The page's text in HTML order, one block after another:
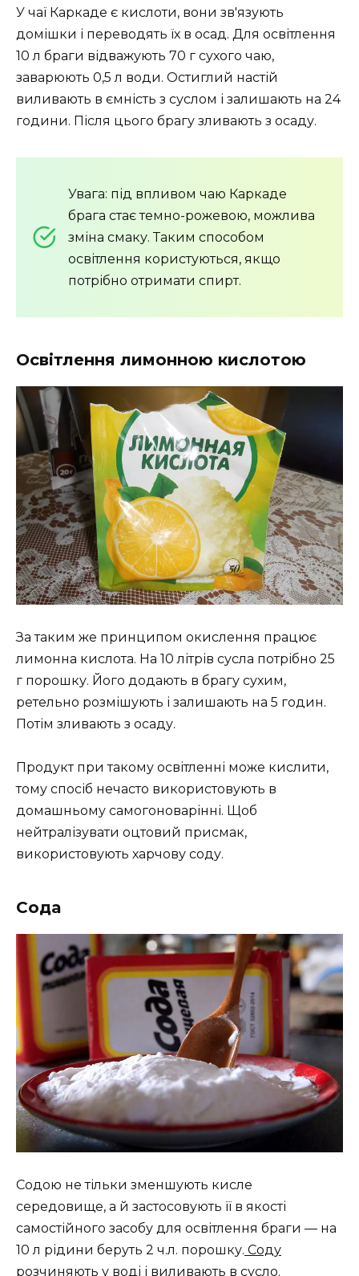
У чаї Каркаде є кислоти, вони зв'язують
домішки і переводять їх в осад. Для освітлення
10 л браги відважують 70 г сухого чаю,
заварюють 0,5 л води. Остиглий настій
виливають в ємність з суслом і залишають на 24
години. Після цього брагу зливають з осаду.
Увага: під впливом чаю Каркаде
брага стає темно-рожевою, можлива
зміна смаку. Таким способом
освітлення користуються, якщо
потрібно отримати спирт.
Освітлення лимонною кислотою
За таким же принципом окислення працює
лимонна кислота. На 10 літрів сусла потрібно 25
г порошку. Його додають в брагу сухим,
ретельно розмішують і залишають на 5 годин.
Потім зливають з осаду.
Продукт при такому освітленні може кислити,
тому спосіб нечасто використовують в
домашньому самогоноварінні. Щоб
нейтралізувати оцтовий присмак,
використовують харчову соду.
Сода
Содою не тільки зменшують кисле
середовище, а й застосовують її в якості
самостійного засобу для освітлення браги — на
10 л рідини беруть 2 ч.л. порошку. Соду
розчиняють у воді і виливають в сусло.